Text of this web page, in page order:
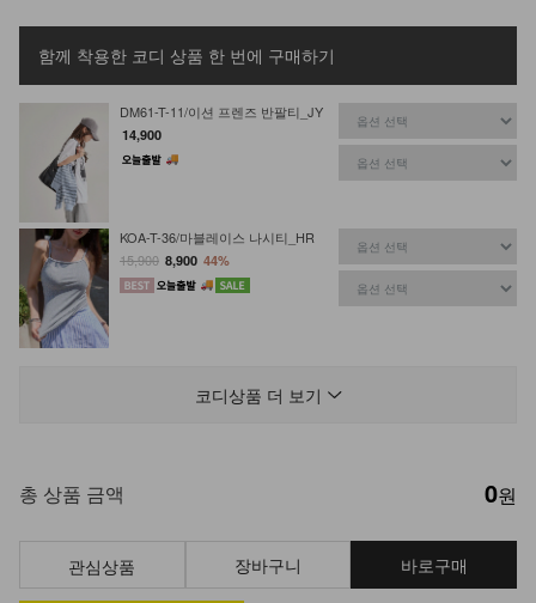
함께 착용한 코디 상품 한 번에 구매하기
DM61-T-11/이션 프렌즈 반팔티_JY
14,900
KOA-T-36/마블레이스 나시티_HR
15,900 8,900 44%
DM43-P-18/헤르멜르 남녀공용 밴딩
팬츠_HJ,DY
코디상품 더 보기
총 상품 금액 0원
관심상품 장바구니 바로구매